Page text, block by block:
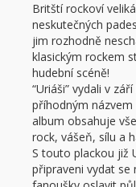
Britští rockoví
neskutečných
jim rozhodně
klasickým rockem
hudební scéně!
“Uriáši” vydali v
příhodným
album obsahuje
rock, vášeň, sílu a
S touto plackou již
připraveni vydat se